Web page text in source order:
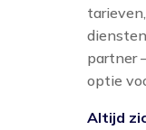
partner
optie
Altijd